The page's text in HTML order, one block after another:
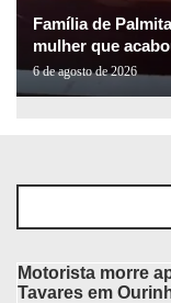
Família de
mulher que
6 de agosto de 2026
Motorista morre
Tavares em